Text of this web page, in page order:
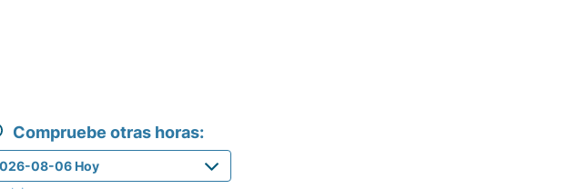
Compruebe otras horas: